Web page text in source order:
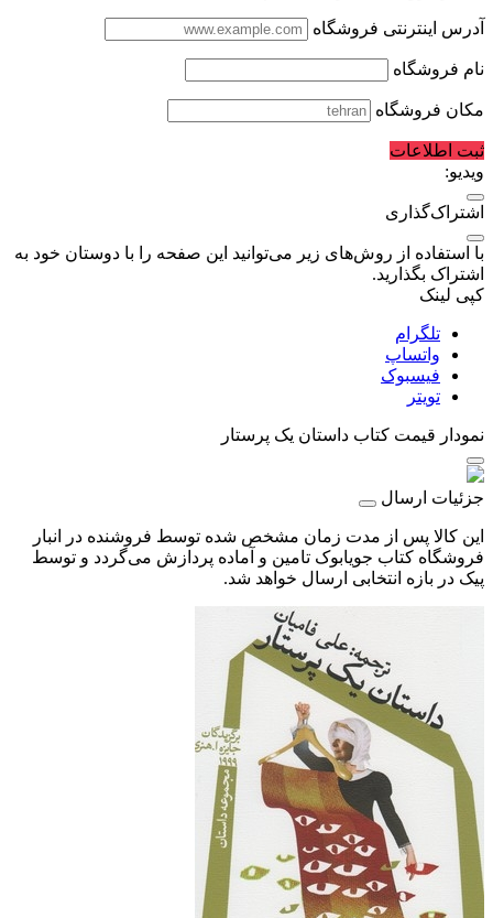
آدرس اینترنتی فروشگاه
نام فروشگاه
مکان فروشگاه
ثبت اطلاعات
ویدیو:
اشتراک‌گذاری
با استفاده از روش‌های زیر می‌توانید این صفحه را با دوستان خود به
اشتراک بگذارید.
کپی لینک
تلگرام
واتساپ
فیسبوک
تویتر
نمودار قیمت کتاب داستان یک پرستار
جزئیات ارسال
این کالا پس از مدت زمان مشخص شده توسط فروشنده در انبار
فروشگاه کتاب جویابوک تامین و آماده پردازش می‌گردد و توسط
پیک در بازه انتخابی ارسال خواهد شد.